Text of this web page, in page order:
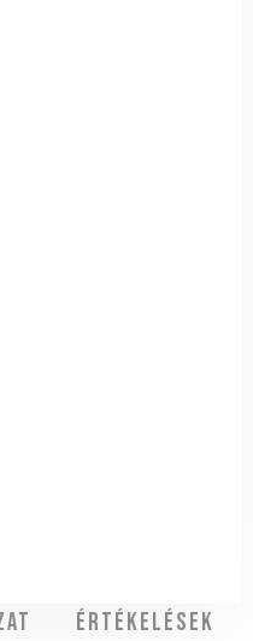
Értékelések